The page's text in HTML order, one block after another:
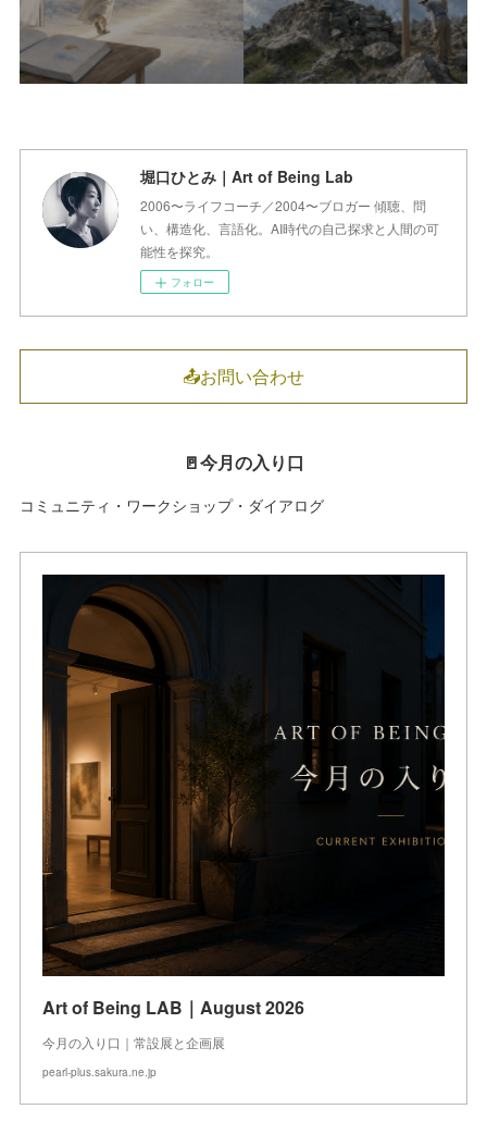
堀口ひとみ｜Art of Being Lab
2006〜ライフコーチ／2004〜ブロガー 傾聴、問
い、構造化、言語化。AI時代の自己探求と人間の可
能性を探究。
フォロー
📤お問い合わせ
🚪今月の入り口
コミュニティ・ワークショップ・ダイアログ
Art of Being LAB｜August 2026
今月の入り口｜常設展と企画展
pearl-plus.sakura.ne.jp